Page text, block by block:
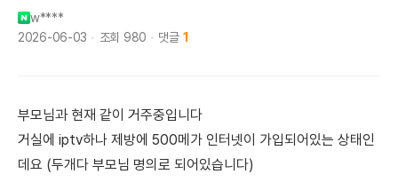
w****
2026-06-03
조회 980 댓글 1
부모님과 현재 같이 거주중입니다
거실에 iptv하나 제방에 500메가 인터넷이 가입되어있는 상태인
데요 (두개다 부모님 명의로 되어있습니다)